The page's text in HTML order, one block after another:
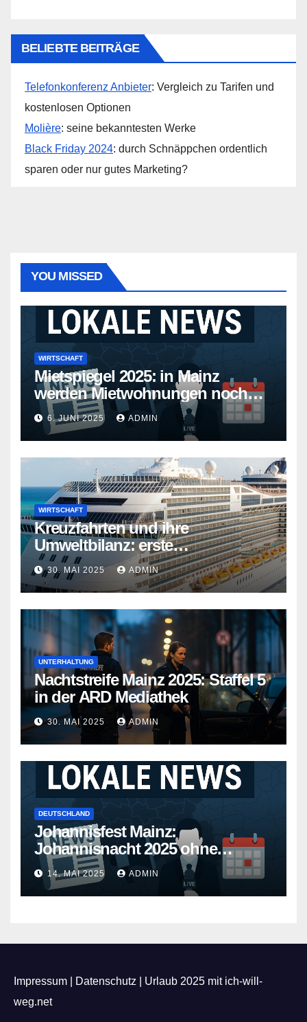
BELIEBTE BEITRÄGE
Telefonkonferenz Anbieter: Vergleich zu Tarifen und
kostenlosen Optionen
Molière: seine bekanntesten Werke
Black Friday 2024: durch Schnäppchen ordentlich
sparen oder nur gutes Marketing?
YOU MISSED
WIRTSCHAFT
Mietspiegel 2025: in Mainz
werden Mietwohnungen noch
teurer
6. JUNI 2025 ADMIN
WIRTSCHAFT
Kreuzfahrten und ihre
Umweltbilanz: erste
Kreuzfahrtschiffe gehen neue
Wege
30. MAI 2025 ADMIN
UNTERHALTUNG
Nachtstreife Mainz 2025: Staffel 5
in der ARD Mediathek
30. MAI 2025 ADMIN
DEUTSCHLAND
Johannisfest Mainz:
Johannisnacht 2025 ohne
Feuerwerk
14. MAI 2025 ADMIN
Impressum Datenschutz
Urlaub 2025 mit ich-will-
weg.net